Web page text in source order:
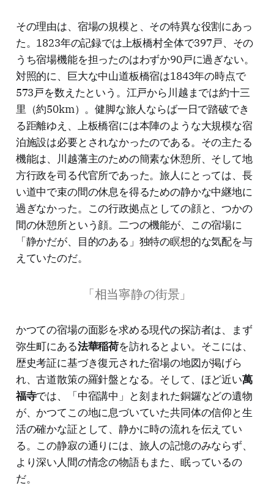
その理由は、宿場の規模と、その特異な役割にあっ
た。1823年の記録では上板橋村全体で397戸、その
うち宿場機能を担ったのはわずか90戸に過ぎない。
対照的に、巨大な中山道板橋宿は1843年の時点で
573戸を数えたという。江戸から川越までは約十三
里（約50km）。健脚な旅人ならば一日で踏破でき
る距離ゆえ、上板橋宿には本陣のような大規模な宿
泊施設は必要とされなかったのである。その主たる
機能は、川越藩主のための簡素な休憩所、そして地
方行政を司る代官所であった。旅人にとっては、長
い道中で束の間の休息を得るための静かな中継地に
過ぎなかった。この行政拠点としての顔と、つかの
間の休憩所という顔。二つの機能が、この宿場に
「静かだが、目的のある」独特の瞑想的な気配を与
えていたのだ。
「相当寧静の街景」
かつての宿場の面影を求める現代の探訪者は、まず
弥生町にある法華稲荷を訪れるとよい。そこには、
歴史考証に基づき復元された宿場の地図が掲げら
れ、古道散策の羅針盤となる。そして、ほど近い萬
福寺では、「中宿講中」と刻まれた銅鑼などの遺物
が、かつてこの地に息づいていた共同体の信仰と生
活の確かな証として、静かに時の流れを伝えてい
る。この静寂の通りには、旅人の記憶のみならず、
より深い人間の情念の物語もまた、眠っているの
だ。